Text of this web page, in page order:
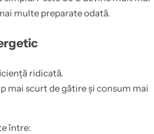
multe preparate odată.
ridicată.
mai scurt de gătire și consum mai
între: